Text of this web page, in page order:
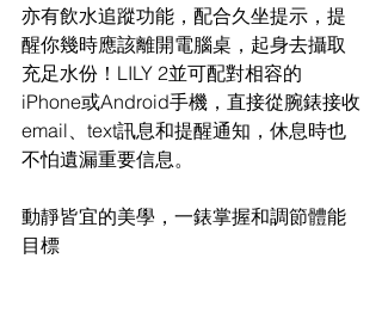
亦有飲水追蹤功能，配合久坐提示，提
醒你幾時應該離開電腦桌，起身去攝取
充足水份！LILY 2並可配對相容的
iPhone或Android手機，直接從腕錶接收
email、text訊息和提醒通知，休息時也
不怕遺漏重要信息。
動靜皆宜的美學，一錶掌握和調節體能
目標